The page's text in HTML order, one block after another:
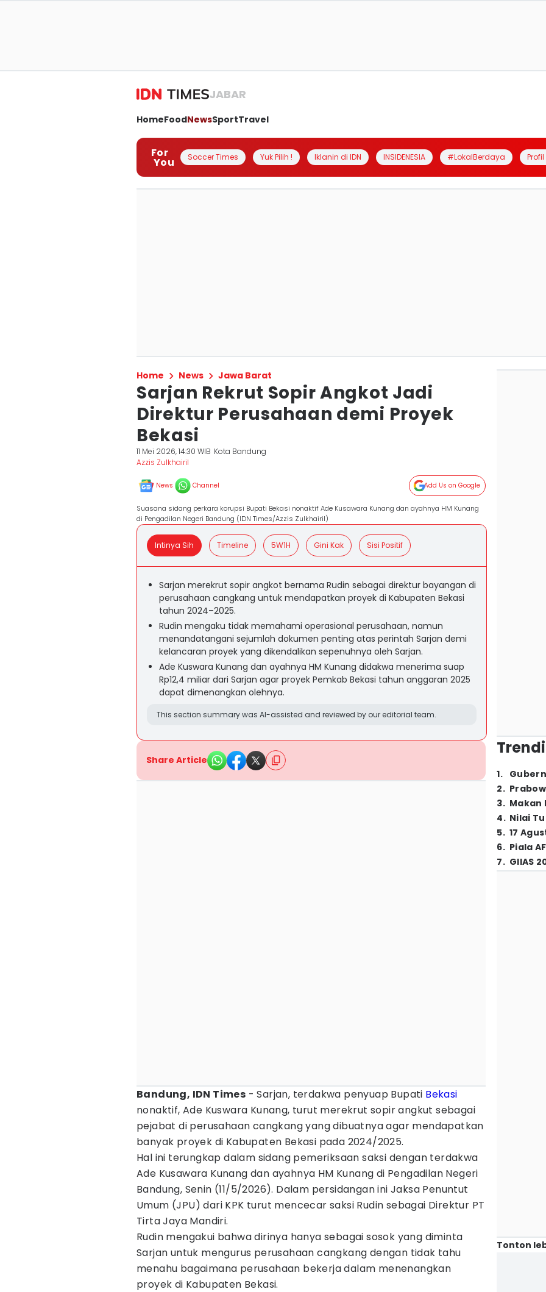
JABAR
HomeFoodNewsSportTravel
For
You Soccer Times Yuk Pilih ! Iklanin di IDN INSIDENESIA #LokalBerdaya
Home News Jawa Barat
Sarjan Rekrut Sopir Angkot Jadi
Direktur Perusahaan demi Proyek
Bekasi
11 Mei 2026, 14:30 WIB Kota Bandung
Azzis Zulkhairil
News Channel Add Us on Google
Suasana sidang perkara korupsi Bupati Bekasi nonaktif Ade Kusawara Kunang dan ayahnya HM Kunang
di Pengadilan Negeri Bandung (IDN Times/Azzis Zulkhairil)
Intinya Sih Timeline 5W1H Gini Kak Sisi Positif
Sarjan merekrut sopir angkot bernama Rudin sebagai direktur bayangan di
perusahaan cangkang untuk mendapatkan proyek di Kabupaten Bekasi
tahun 2024–2025.
Rudin mengaku tidak memahami operasional perusahaan, namun
menandatangani sejumlah dokumen penting atas perintah Sarjan demi
kelancaran proyek yang dikendalikan sepenuhnya oleh Sarjan.
Ade Kuswara Kunang dan ayahnya HM Kunang didakwa menerima suap
Rp12,4 miliar dari Sarjan agar proyek Pemkab Bekasi tahun anggaran 2025
dapat dimenangkan olehnya.
This section summary was AI-assisted and reviewed by our editorial team.
Share Article
Bandung, IDN Times - Sarjan, terdakwa penyuap Bupati Bekasi
nonaktif, Ade Kuswara Kunang, turut merekrut sopir angkut sebagai
pejabat di perusahaan cangkang yang dibuatnya agar mendapatkan
banyak proyek di Kabupaten Bekasi pada 2024/2025.
Hal ini terungkap dalam sidang pemeriksaan saksi dengan terdakwa
Ade Kusawara Kunang dan ayahnya HM Kunang di Pengadilan Negeri
Bandung, Senin (11/5/2026). Dalam persidangan ini Jaksa Penuntut
Umum (JPU) dari KPK turut mencecar saksi Rudin sebagai Direktur PT
Tirta Jaya Mandiri.
Rudin mengakui bahwa dirinya hanya sebagai sosok yang diminta
Sarjan untuk mengurus perusahaan cangkang dengan tidak tahu
menahu bagaimana perusahaan bekerja dalam menenangkan
proyek di Kabupaten Bekasi.
1.
2.
3. Makan
4. Nilai
5. 17
6. Piala
7. GIIAS
Tonton